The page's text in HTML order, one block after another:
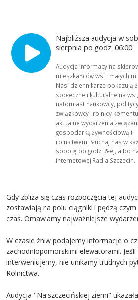
Najbliższa audycja w
sierpnia po godz. 06:00
Audycja informacyjna
mieszkańców wsi i małych
Nasi dziennikarze pokazują
społeczne i kulturalne na wsi,
natomiast naukowcy, politycy,
związkowcy i rolnicy
aktualne wydarzenia
gospodarką żywnościową i
rolnictwem. Słuchaj nas w
sobotę po godz. 6-ej, albo
internetowej Radia Szczecin.
Gdy zbliża się czas rozpoczęcia tej
zostawiają na polu ciągniki i pędzą
czas. Omawiamy najważniejsze
W czasie żniw podajemy informacje o
zachodniopomorskimi elewatorami. Jeśli
interweniujemy, nie unikamy trudnych
Rolnictwa.
Audycja "Na szczecińskiej ziemi"